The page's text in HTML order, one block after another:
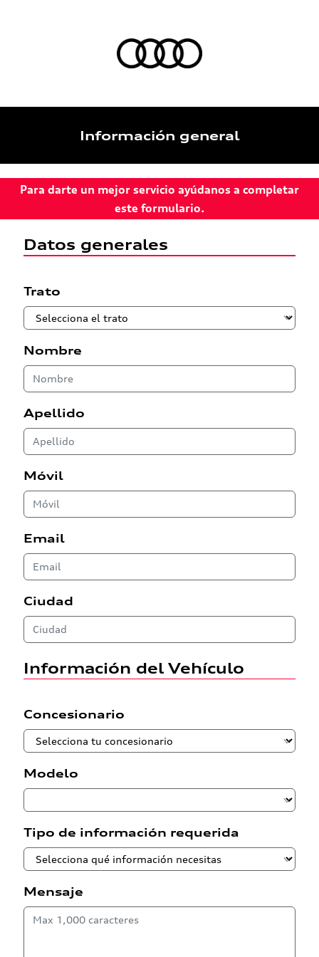
Información general
Para darte un mejor servicio ayúdanos a completar
este formulario.
Datos generales
Trato
Nombre
Apellido
Móvil
Email
Ciudad
Información del Vehículo
Concesionario
Modelo
Tipo de información requerida
Mensaje